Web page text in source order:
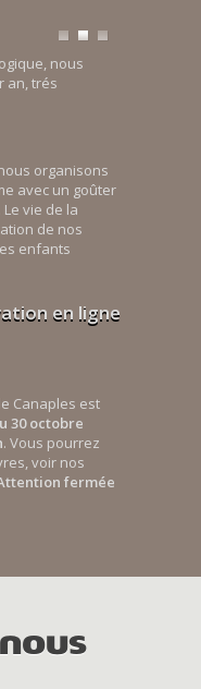
nous
an, trés
organisons
avec un goûter
vie de la
de nos
enfants
en ligne
Canaples est
30 octobre
. Vous pourrez
voir nos
fermée